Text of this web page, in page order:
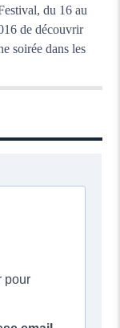
du 16 au
de découvrir
soirée dans les